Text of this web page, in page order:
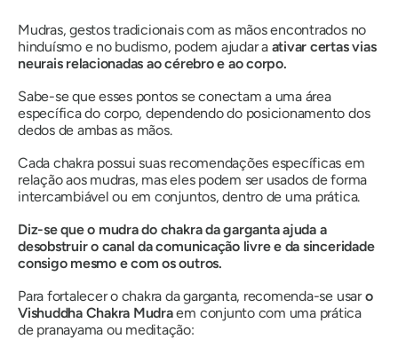
Mudras, gestos tradicionais com as mãos encontrados no
hinduísmo e no budismo, podem ajudar a ativar certas vias
neurais relacionadas ao cérebro e ao corpo.
Sabe-se que esses pontos se conectam a uma área
específica do corpo, dependendo do posicionamento dos
dedos de ambas as mãos.
Cada chakra possui suas recomendações específicas em
relação aos mudras, mas eles podem ser usados ​​de forma
intercambiável ou em conjuntos, dentro de uma prática.
Diz-se que o mudra do chakra da garganta ajuda a
desobstruir o canal da comunicação livre e da sinceridade
consigo mesmo e com os outros.
Para fortalecer o chakra da garganta, recomenda-se usaro
Vishuddha Chakra Mudraem conjunto com uma prática
de pranayama ou meditação: